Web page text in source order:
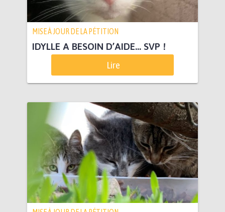
MISE À JOUR DE LA PÉTITION
IDYLLE A BESOIN D’AIDE… SVP !
Lire